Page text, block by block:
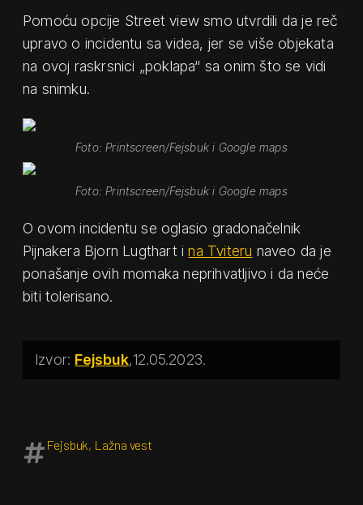
Pomoću opcije Street view smo utvrdili da je reč
upravo o incidentu sa videa, jer se više objekata
na ovoj raskrsnici „poklapa“ sa onim što se vidi
na snimku.
Foto: Printscreen/Fejsbuk i Google maps
Foto: Printscreen/Fejsbuk i Google maps
O ovom incidentu se oglasio gradonačelnik
Pijnakera Bjorn Lugthart ina Tviteru naveo da je
ponašanje ovih momaka neprihvatljivo i da neće
biti tolerisano.
Fejsbuk 12.05.2023.
Fejsbuk, Lažna vest